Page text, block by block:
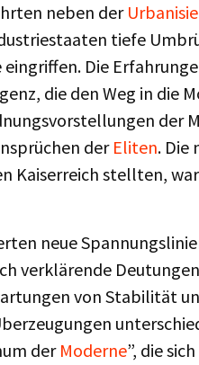
neben der
tiefe
Die
die den Weg in die
der
der Eliten. Die
Kaiserreich stellten,
neue
verklärende
von Stabilität
derModerne”, die